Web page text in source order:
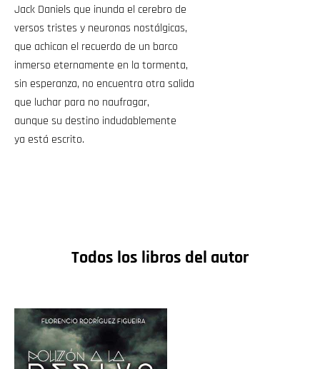
Jack Daniels que inunda el cerebro de
versos tristes y neuronas nostálgicas,
que achican el recuerdo de un barco
inmerso eternamente en la tormenta,
sin esperanza, no encuentra otra salida
que luchar para no naufragar,
aunque su destino indudablemente
ya está escrito.
Todos los libros del autor